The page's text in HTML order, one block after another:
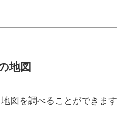
地図
図を調べることができます